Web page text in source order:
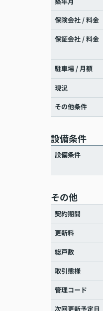
保険会社 / 料金
保証会社 / 料金
駐車場 / 月額
現況
その他条件
設備条件
設備条件
その他
契約期間
更新料
総戸数
取引態様
管理コード
次回更新予定日